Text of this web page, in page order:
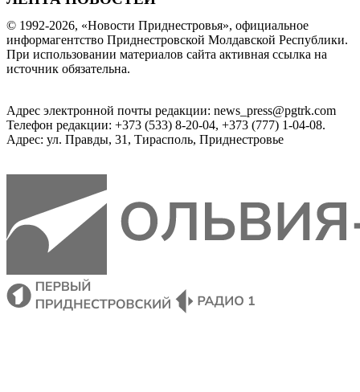
© 1992-2026, «Новости Приднестровья», официальное
информагентство Приднестровской Молдавской Республики.
При использовании материалов сайта активная ссылка на
источник обязательна.
Адрес электронной почты редакции: news_press@pgtrk.com
Телефон редакции: +373 (533) 8-20-04, +373 (777) 1-04-08.
Адрес: ул. Правды, 31, Тирасполь, Приднестровье